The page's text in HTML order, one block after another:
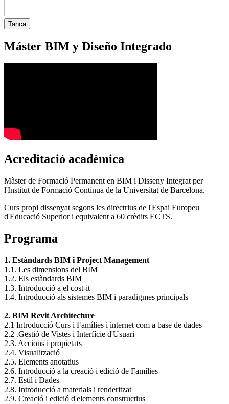
Tanca
Máster BIM y Diseño Integrado
Acreditació acadèmica
Màster de Formació Permanent en BIM i Disseny Integrat per
l'Institut de Formació Contínua de la Universitat de Barcelona.
Curs propi dissenyat segons les directrius de l'Espai Europeu
d'Educació Superior i equivalent a 60 crèdits ECTS.
Programa
1. Estàndards BIM i Project Management
1.1. Les dimensions del BIM
1.2. Els estàndards BIM
1.3. Introducció a el cost-it
1.4. Introducció als sistemes BIM i paradigmes principals
2. BIM Revit Architecture
2.1 Introducció Curs i Famílies i internet com a base de dades
2.2 .Gestió de Vistes i Interfície d'Usuari
2.3. Accions i propietats
2.4. Visualització
2.5. Elements anotatius
2.6. Introducció a la creació i edició de Famílies
2.7. Estil i Dades
2.8. Introducció a materials i renderitzat
2.9. Creació i edició d'elements constructius